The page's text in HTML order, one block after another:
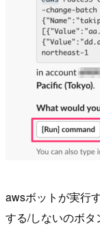
awsボットが実行
する/しないのボ